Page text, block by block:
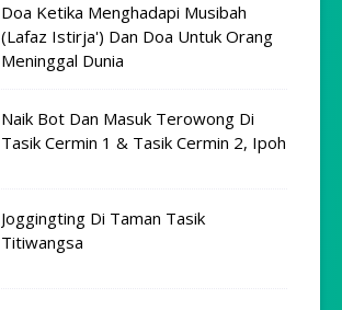
Doa Ketika Menghadapi Musibah
(Lafaz Istirja') Dan Doa Untuk Orang
Meninggal Dunia
Naik Bot Dan Masuk Terowong Di
Tasik Cermin 1 & Tasik Cermin 2, Ipoh
Joggingting Di Taman Tasik
Titiwangsa